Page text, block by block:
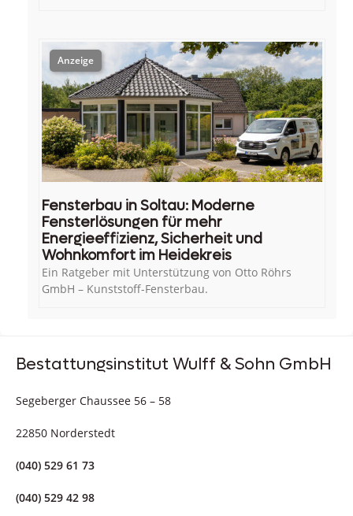
Fensterbau in Soltau: Moderne
Fensterlösungen für mehr
Energieeffizienz, Sicherheit und
Wohnkomfort im Heidekreis
Ein Ratgeber mit Unterstützung von Otto Röhrs
GmbH – Kunststoff-Fensterbau.
Bestattungsinstitut Wulff & Sohn GmbH
Segeberger Chaussee 56 – 58
22850 Norderstedt
(040) 529 61 73
(040) 529 42 98